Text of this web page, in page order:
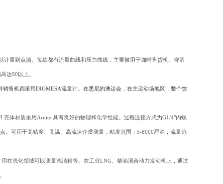
量到点滴。每款都有流量曲线和压力曲线，主要被用于咖啡售货机、啤酒
达90以上。
销售机都采用DIGMESA流量计。在悉尼的澳运会，在主运动场地区，整个饮
壳体材质采用Arnite,具有良好的物理和化学性能。过程连接方式为G1/4"内螺
。可用于高粘度、高温、高流速介质测量，粘度范围：5-8000厘泊，流量范
在洗化领域可以测量洗洁精等。在工业LNG、柴油混合动力发动机上，通过